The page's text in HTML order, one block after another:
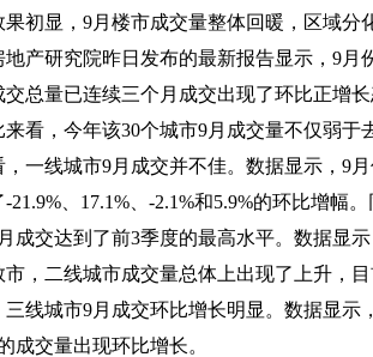
初显， 9月楼市成交量整体回暖，区域分
地产研究院昨日发布的最新报告显示， 9月
交总量已连续三个月成交出现了环比正增
来看，今年该30个城市9月成交量不仅弱于
，一线城市9月成交并不佳。数据显示， 9
-21.9% 17.1% -2.1%和5.9%的环比增幅
月成交达到了前3季度的最高水平。数据显
，二线城市成交量总体上出现了上升，
三线城市9月成交环比增长明显。数据显示
成交量出现环比增长。